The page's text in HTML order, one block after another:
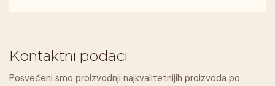
Kontaktni podaci
Posvećeni smo proizvodnji najkvalitetnijih proizvoda po